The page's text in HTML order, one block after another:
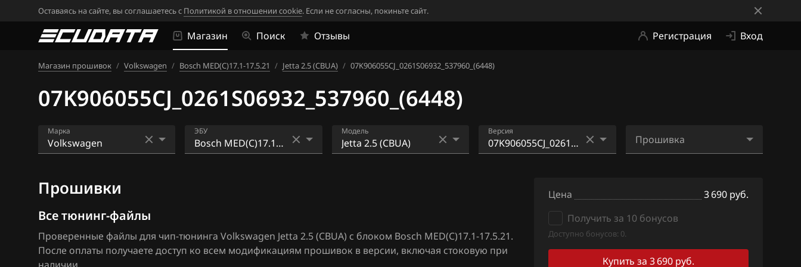
Оставаясь на сайте, вы соглашаетесь с Политикой в отношении cookie. Если не согласны, покиньте сайт.
Магазин Поиск Отзывы Регистрация Вход
Магазин прошивок / Volkswagen / Bosch MED(C)17.1-17.5.21 / Jetta 2.5 (CBUA) / 07K906055CJ_0261S06932_537960_(6448)
07K906055CJ_0261S06932_537960_(6448)
Марка
Alfa Romeo
ATLAS
Audi
BAIC
ЭБУ
Bosch EDC17C54
Модель
Eos 1.4 TFSI (CAXA)
Версия
07K906055CJ_0261S0693
07K906055CL_0261S0693
4_524471_(3692)
Прошивка
Прошивки
Все тюнинг-файлы
Проверенные файлы для чип-тюнинга Volkswagen Jetta 2.5 (CBUA) с блоком Bosch MED(C)17.1-17.5.21.
После оплаты получаете доступ ко всем модификациям прошивок в версии, включая стоковую при
Цена
3 690 руб.
Получить за 10 бонусов
Доступно бонусов: 0.
Купить за 3 690 руб.